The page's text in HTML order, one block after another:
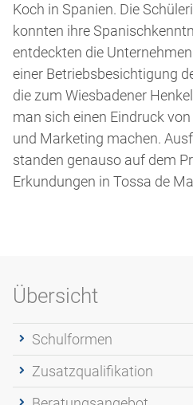
Koch in Spanien. Die
konnten ihre
entdeckten die
einer Betriebsbesichtigung
die zum Wiesbadener
man sich einen Eindruck
und Marketing machen.
standen genauso auf dem
Erkundungen in Tossa de
Übersicht
Schulformen
Zusatzqualifikation